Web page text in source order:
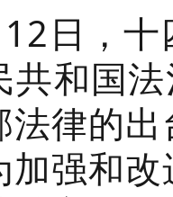
日，
共和国
法律的
加强和